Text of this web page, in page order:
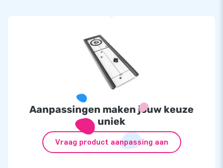
Aanpassingen maken jouw keuze
uniek
Vraag product aanpassing aan